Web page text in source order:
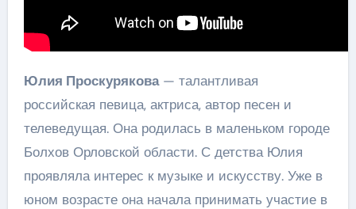
Юлия Проскурякова— талантливая
российская певица, актриса, автор песен и
телеведущая. Она родилась в маленьком городе
Болхов Орловской области. С детства Юлия
проявляла интерес к музыке и искусству. Уже в
юном возрасте она начала принимать участие в